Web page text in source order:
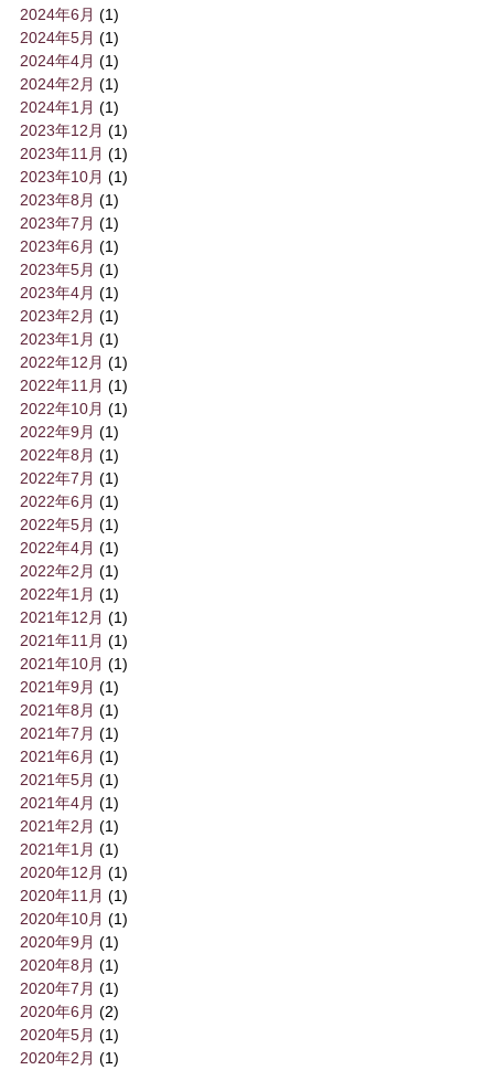
2024年6月 (1)
2024年5月 (1)
2024年4月 (1)
2024年2月 (1)
2024年1月 (1)
2023年12月 (1)
2023年11月 (1)
2023年10月 (1)
2023年8月 (1)
2023年7月 (1)
2023年6月 (1)
2023年5月 (1)
2023年4月 (1)
2023年2月 (1)
2023年1月 (1)
2022年12月 (1)
2022年11月 (1)
2022年10月 (1)
2022年9月 (1)
2022年8月 (1)
2022年7月 (1)
2022年6月 (1)
2022年5月 (1)
2022年4月 (1)
2022年2月 (1)
2022年1月 (1)
2021年12月 (1)
2021年11月 (1)
2021年10月 (1)
2021年9月 (1)
2021年8月 (1)
2021年7月 (1)
2021年6月 (1)
2021年5月 (1)
2021年4月 (1)
2021年2月 (1)
2021年1月 (1)
2020年12月 (1)
2020年11月 (1)
2020年10月 (1)
2020年9月 (1)
2020年8月 (1)
2020年7月 (1)
2020年6月 (2)
2020年5月 (1)
2020年2月 (1)